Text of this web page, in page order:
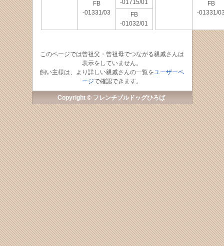
FB
-01331/03
-01715/01
FB
-01032/01
FB
-01331/
このページでは曾祖父・曾祖母でつながる親戚さんは
表示をしていません。
飼い主様は、より詳しい親戚さんの一覧をユーザーペ
ージで確認できます。
Copyright © フレンチブルドッグひろば